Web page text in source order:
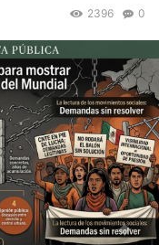
0
2396